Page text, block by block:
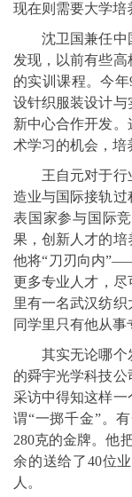
现在则需要大学培
沈卫国兼任中国
发现，以前有些
的实训课程。今
设针织服装设计与
新中心合作开发
术学习的机会，培
王自元对于行业
造业与国际接轨
表国家参与国际
果，创新人才的培
他将“刀刃向内
更多专业人才，
里有一名武汉纺织
同学里只有他从事
其实无论哪个发
的舜宇光学科技
采访中得知这样
谓“一掷千金”。
280克的金牌。他
余的送给了40位
人。